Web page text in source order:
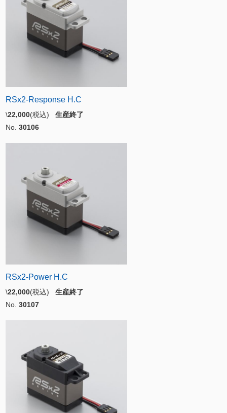
RSx2-Response H.C
\22,000(税込) 生産終了
No. 30106
RSx2-Power H.C
\22,000(税込) 生産終了
No. 30107